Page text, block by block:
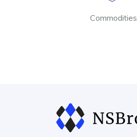
Commodities